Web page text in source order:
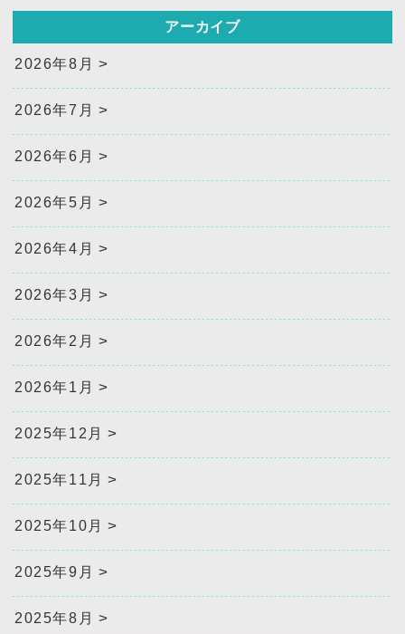
アーカイブ
2026年8月
2026年7月
2026年6月
2026年5月
2026年4月
2026年3月
2026年2月
2026年1月
2025年12月
2025年11月
2025年10月
2025年9月
2025年8月